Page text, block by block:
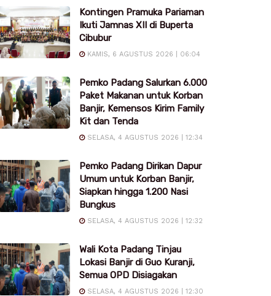
Kontingen Pramuka Pariaman
Ikuti Jamnas XII di Buperta
Cibubur
KAMIS, 6 AGUSTUS 2026 | 06:04
Pemko Padang Salurkan 6.000
Paket Makanan untuk Korban
Banjir, Kemensos Kirim Family
Kit dan Tenda
SELASA, 4 AGUSTUS 2026 | 12:34
Pemko Padang Dirikan Dapur
Umum untuk Korban Banjir,
Siapkan hingga 1.200 Nasi
Bungkus
SELASA, 4 AGUSTUS 2026 | 12:32
Wali Kota Padang Tinjau
Lokasi Banjir di Guo Kuranji,
Semua OPD Disiagakan
SELASA, 4 AGUSTUS 2026 | 12:30